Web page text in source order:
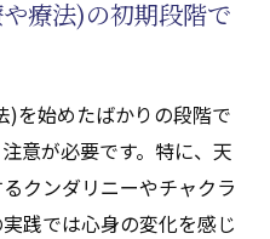
療法)の初期段階で
)を始めたばかりの段階で
意が必要です。特に、天
クンダリニーやチャクラ
践では心身の変化を感じ